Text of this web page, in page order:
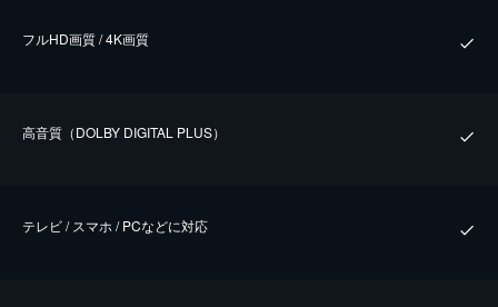
フルHD画質 / 4K画質
⾼⾳質（DOLBY DIGITAL PLUS）
テレビ / スマホ / PCなどに対応